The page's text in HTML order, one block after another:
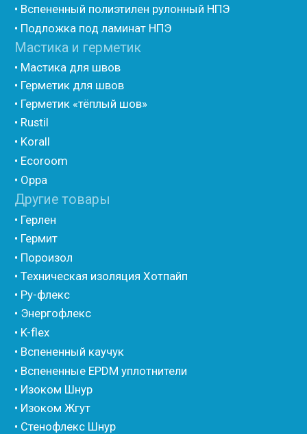
• Пороизол
• Ру-флекс
• Энергофлекс
• Вспененный каучук
• Вспененные EPDM уплотнители
• Изоком Шнур
• Стенофлекс Шнур
• Стенофлекс Жгут
• Подложка Пенолин НПЭ
• Подложка Мосфол НПЭ
• Жгут Изонел
• Шнур Изонел
• Жгут Тилит
• Гернитовый шнур
• Бентонитовый шнур
• Стенофлекс для труб
• Мат из вспененного полиэтилена Тепофол
• Трубная изоляция из вспененного полиэтилена
• Трубная изоляция из вспененного полиэтилена
Порилекс
Изотом
• Шнур базальтовый теплоизоляционный
• Утеплитель для труб из вспененного полиэтилена